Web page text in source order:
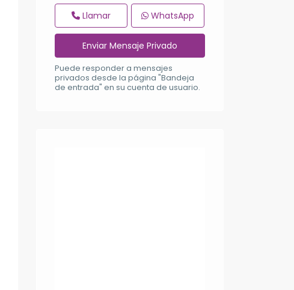
Llamar WhatsApp
Puede responder a mensajes
privados desde la página "Bandeja
de entrada" en su cuenta de usuario.